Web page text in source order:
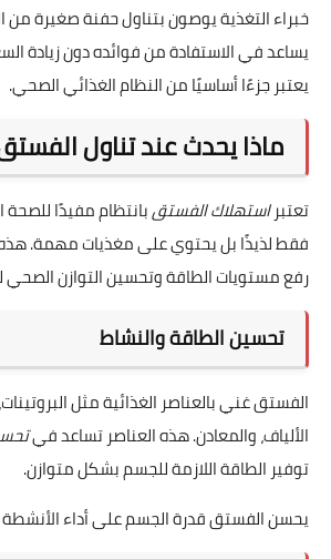
خبراء التغذية يوصون بتناول حفنة صغيرة
يساعد في الاستفادة من فوائده دون زيادة
يعتبر جزءًا أساسيًا من النظام الغذائي الصحي.
ماذا يحدث عند تناول
تعتبراستهلاك الفستقبانتظام مفيدًا
فقط لذيذًا بل يحتوي على مغذيات مهمة.
رفع مستويات الطاقة وتحسين التوازن الصحي
تحسين الطاقة والنشاط
الفستق غني بالعناصر الغذائية مثل
الألياف، والمعادن. هذه العناصر تساعد في
توفير الطاقة اللازمة للجسم بشكل متوازن.
يحسن الفستق قدرة الجسم على أداء الأنشطة